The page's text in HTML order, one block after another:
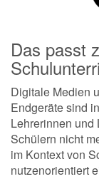
Das passt
Digitale Medien
Endgeräte sind
Lehrerinnen und
Schülern nicht
im Kontext von
nutzenorientiert